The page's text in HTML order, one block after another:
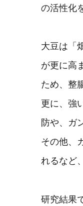
の活性化
大豆は「
が更に高
ため、整
更に、強
防や、ガ
その他、
れるなど
研究結果